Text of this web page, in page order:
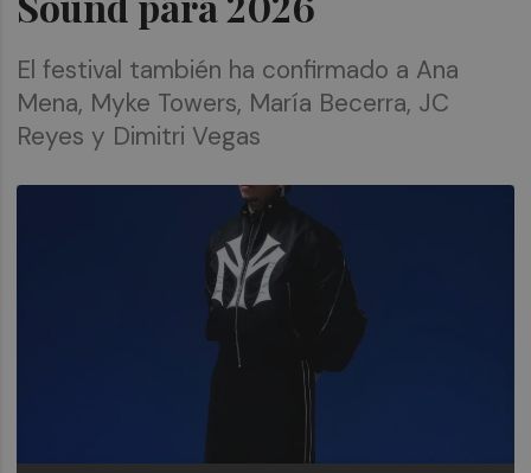
El festival también ha confirmado a Ana
Mena, Myke Towers, María Becerra, JC
Reyes y Dimitri Vegas